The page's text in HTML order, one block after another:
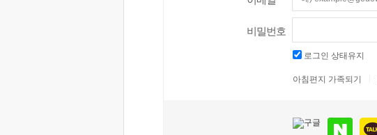
비밀번호
로그인 상태유지
아침편지 가족되기